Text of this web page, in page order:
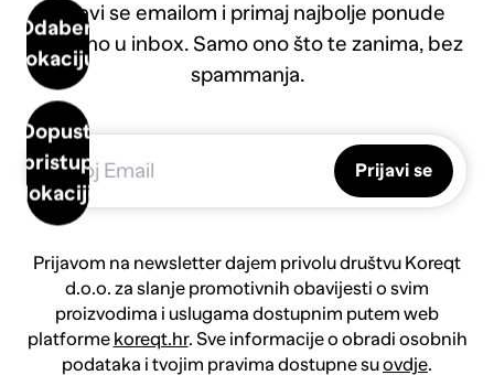
Odaberi
lokaciju
Dopusti
pristup
lokaciji
Prijavi se emailom i primaj najbolje ponude
direktno u inbox. Samo ono što te zanima, bez
spammanja.
Prijavi se
Prijavom na newsletter dajem privolu društvu Koreqt
d.o.o. za slanje promotivnih obavijesti o svim
proizvodima i uslugama dostupnim putem web
platforme koreqt.hr. Sve informacije o obradi osobnih
podataka i tvojim pravima dostupne suovdje.